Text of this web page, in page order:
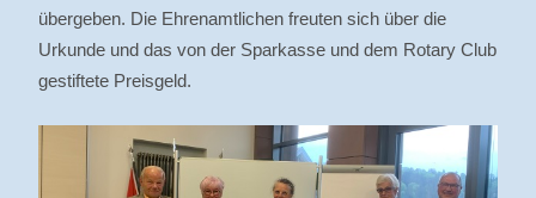
übergeben. Die Ehrenamtlichen freuten sich über die
Urkunde und das von der Sparkasse und dem Rotary Club
gestiftete Preisgeld.